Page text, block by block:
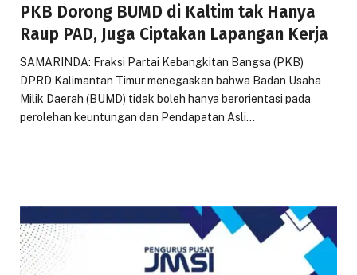
PKB Dorong BUMD di Kaltim tak Hanya
Raup PAD, Juga Ciptakan Lapangan Kerja
SAMARINDA: Fraksi Partai Kebangkitan Bangsa (PKB)
DPRD Kalimantan Timur menegaskan bahwa Badan Usaha
Milik Daerah (BUMD) tidak boleh hanya berorientasi pada
perolehan keuntungan dan Pendapatan Asli…